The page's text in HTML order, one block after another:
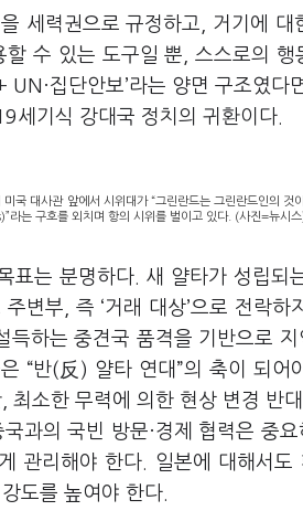
세력권으로 규정하고, 거기에 대
할 수 있는 도구일 뿐, 스스로의
집단안보’라는 양면 구조였다
세기식 강대국 정치의 귀환이다.
미국 대사관 앞에서 시위대가 “그린란드는 그린란드인의
는 구호를 외치며 항의 시위를 벌이고 있다. (사진=뉴시스
표는 분명하다. 새 얄타가 성립되
변부, 즉 ‘거래 대상’으로 전락하
득하는 중견국 품격을 기반으로
“반(反) 얄타 연대”의 축이 되어
최소한 무력에 의한 현상 변경 반
과의 국빈 방문·경제 협력은 중
관리해야 한다. 일본에 대해서
도를 높여야 한다.